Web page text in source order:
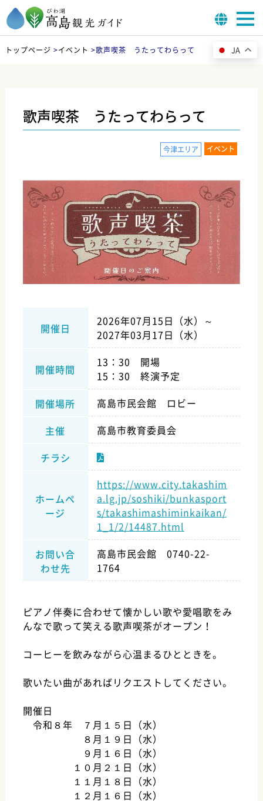
トップページ >イベント >歌声喫茶 うたってわらって
歌声喫茶 うたってわらって
イベント
今津エリア
開催日
2026年07月15日（水）～
2027年03月17日（水）
開催時間
13：30 開場
15：30 終演予定
開催場所
高島市民会館 ロビー
主催
高島市教育委員会
チラシ
ホームペ
ージ
https://www.city.takashim
a.lg.jp/soshiki/bunkasport
s/takashimashiminkaikan/
1_1/2/14487.html
お問い合
わせ先
高島市民会館 0740-22-
1764
ピアノ伴奏に合わせて懐かしい歌や愛唱歌をみ
んなで歌って笑える歌声喫茶がオープン！
コーヒーを飲みながら心温まるひとときを。
歌いたい曲があればリクエストしてください。
開催日
令和８年 ７月１５日（水）
８月１９日（水）
９月１６日（水）
１０月２１日（水）
１１月１８日（水）
１２月１６日（水）
JA